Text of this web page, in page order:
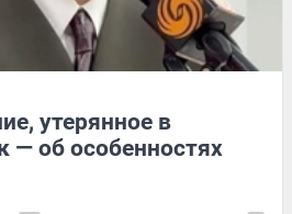
утерянное в
— об особенностях